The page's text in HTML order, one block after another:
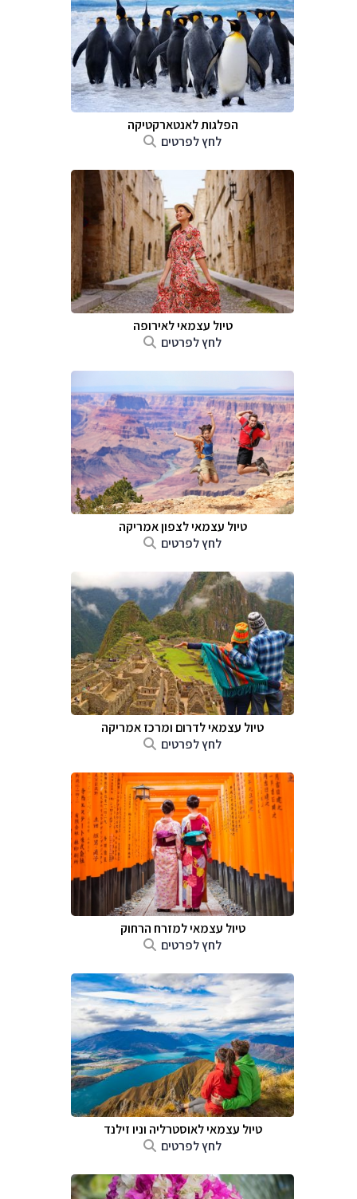
הפלגות לאנטארקטיקה
לחץ לפרטים
טיול עצמאי לאירופה
לחץ לפרטים
טיול עצמאי לצפון אמריקה
לחץ לפרטים
טיול עצמאי לדרום ומרכז אמריקה
לחץ לפרטים
טיול עצמאי למזרח הרחוק
לחץ לפרטים
טיול עצמאי לאוסטרליה וניו זילנד
לחץ לפרטים